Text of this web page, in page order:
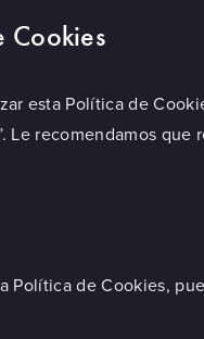
Cookies
esta Política de
Le recomendamos
Política de Cookies,